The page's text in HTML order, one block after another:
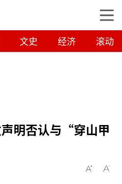
文史 经济 滚动
明否认与“穿山甲